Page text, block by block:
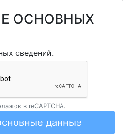
ОСНОВНЫХ
сведений.
в reCAPTCHA.
данные